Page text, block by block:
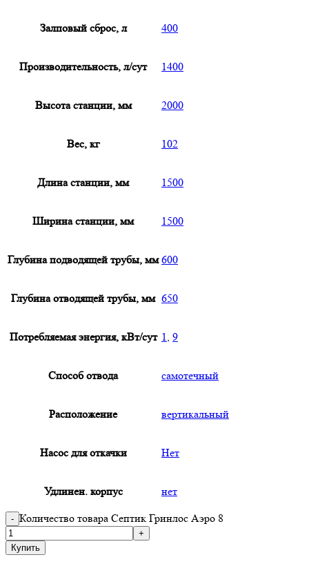
Залповый сброс, л 400
Производительность, л/сут 1400
Высота станции, мм 2000
Вес, кг 102
Длина станции, мм 1500
Ширина станции, мм 1500
Глубина подводящей трубы, мм 600
Глубина отводящей трубы, мм 650
Потребляемая энергия, кВт/сут 1, 9
Способ отвода самотечный
Расположение вертикальный
Насос для откачки Нет
Удлинен. корпус нет
Количество товара Септик Гринлос Аэро 8
Купить